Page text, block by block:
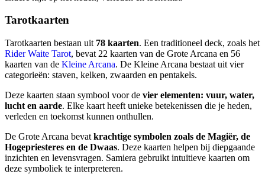
Tarotkaarten
Tarotkaarten bestaan uit 78 kaarten. Een traditioneel deck, zoals het
Rider Waite Tarot, bevat 22 kaarten van de Grote Arcana en 56
kaarten van de Kleine Arcana. De Kleine Arcana bestaat uit vier
categorieën: staven, kelken, zwaarden en pentakels.
Deze kaarten staan symbool voor de vier elementen: vuur, water,
lucht en aarde. Elke kaart heeft unieke betekenissen die je heden,
verleden en toekomst kunnen onthullen.
De Grote Arcana bevat krachtige symbolen zoals de Magiër, de
Hogepriesteres en de Dwaas. Deze kaarten helpen bij diepgaande
inzichten en levensvragen. Samiera gebruikt intuïtieve kaarten om
deze symboliek te interpreteren.